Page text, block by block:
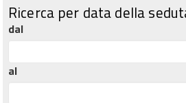
Ricerca per data della
dal
al